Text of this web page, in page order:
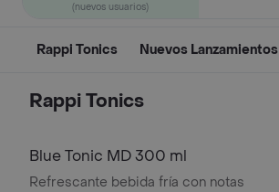
(nuevos usuarios)
Rappi Tonics Nuevos Lanzamientos
Rappi Tonics
Blue Tonic MD 300 ml
Refrescante bebida fría con notas